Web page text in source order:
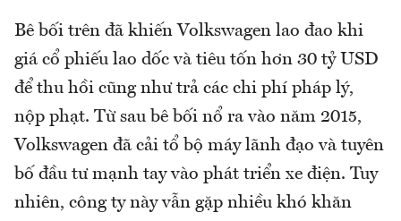
Bê bối trên đã khiến Volkswagen lao đao khi
giá cổ phiếu lao dốc và tiêu tốn hơn 30 tỷ USD
để thu hồi cũng như trả các chi phí pháp lý,
nộp phạt. Từ sau bê bối nổ ra vào năm 2015,
Volkswagen đã cải tổ bộ máy lãnh đạo và tuyên
bố đầu tư mạnh tay vào phát triển xe điện. Tuy
nhiên, công ty này vẫn gặp nhiều khó khăn